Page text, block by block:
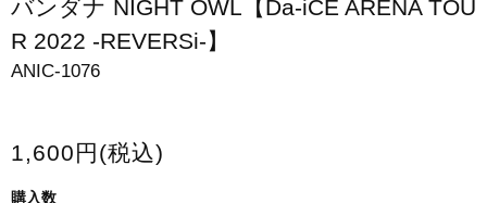
会場限定グッズ
バンダナ NIGHT OWL【Da-iCE ARENA TOU
R 2022 -REVERSi-】
ANIC-1076
1,600円(税込)
購入数